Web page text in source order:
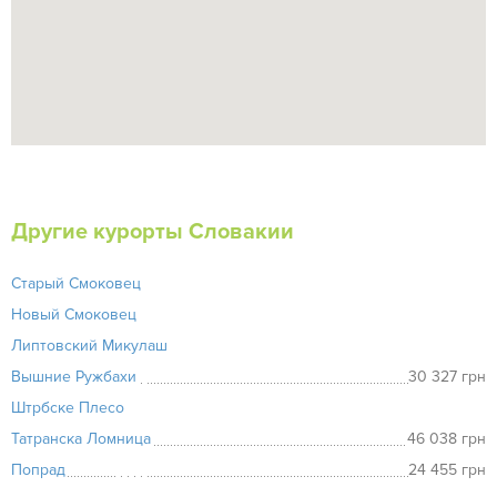
Другие курорты Словакии
Старый Смоковец
Новый Смоковец
Липтовский Микулаш
Вышние Ружбахи
30 327 грн
Штрбске Плесо
Татранска Ломница
46 038 грн
Попрад
24 455 грн